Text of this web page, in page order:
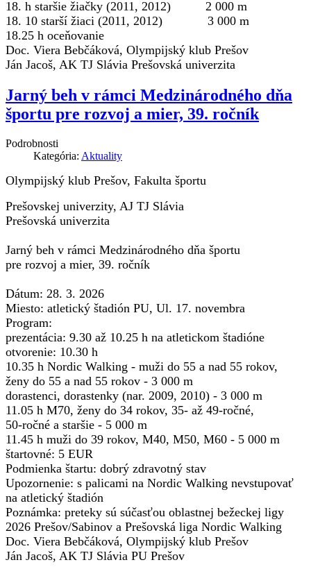
18. h staršie žiačky (2011, 2012) 2 000 m
18. 10 starší žiaci (2011, 2012) 3 000 m
18.25 h oceňovanie
Doc. Viera Bebčáková, Olympijský klub Prešov
Ján Jacoš, AK TJ Slávia Prešovská univerzita
Jarný beh v rámci Medzinárodného dňa
športu pre rozvoj a mier, 39. ročník
Podrobnosti
Kategória: Aktuality
Olympijský klub Prešov, Fakulta športu
Prešovskej univerzity, AJ TJ Slávia
Prešovská univerzita
Jarný beh v rámci Medzinárodného dňa športu
pre rozvoj a mier, 39. ročník
Dátum: 28. 3. 2026
Miesto: atletický štadión PU, Ul. 17. novembra
Program:
prezentácia: 9.30 až 10.25 h na atletickom štadióne
otvorenie: 10.30 h
10.35 h Nordic Walking - muži do 55 a nad 55 rokov,
ženy do 55 a nad 55 rokov - 3 000 m
dorastenci, dorastenky (nar. 2009, 2010) - 3 000 m
11.05 h M70, ženy do 34 rokov, 35- až 49-ročné,
50-ročné a staršie - 5 000 m
11.45 h muži do 39 rokov, M40, M50, M60 - 5 000 m
štartovné: 5 EUR
Podmienka štartu: dobrý zdravotný stav
Upozornenie: s palicami na Nordic Walking nevstupovať
na atletický štadión
Poznámka: preteky sú súčasťou oblastnej bežeckej ligy
2026 Prešov/Sabinov a Prešovská liga Nordic Walking
Doc. Viera Bebčáková, Olympijský klub Prešov
Ján Jacoš, AK TJ Slávia PU Prešov